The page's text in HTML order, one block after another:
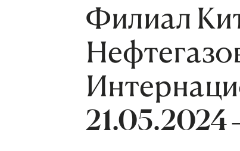
Филиал
21.05.2024